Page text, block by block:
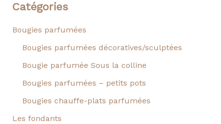
Catégories
Bougies parfumées
Bougies parfumées décoratives/sculptées
Bougie parfumée Sous la colline
Bougies parfumées – petits pots
Bougies chauffe-plats parfumées
Les fondants